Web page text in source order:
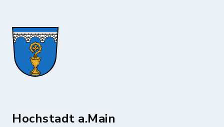
Hochstadt a.Main